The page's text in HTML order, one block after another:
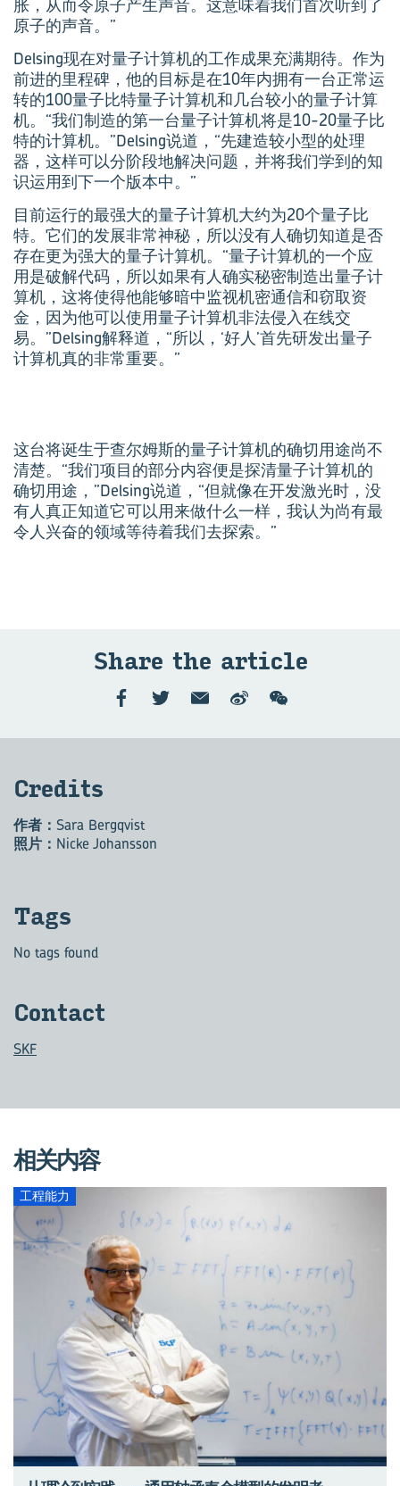
胀，从而令原子产生声音。这意味着我们首次听到了
原子的声音。”
Delsing现在对量子计算机的工作成果充满期待。作为
前进的里程碑，他的目标是在10年内拥有一台正常运
转的100量子比特量子计算机和几台较小的量子计算
机。“我们制造的第一台量子计算机将是10-20量子比
特的计算机。”Delsing说道，“先建造较小型的处理
器，这样可以分阶段地解决问题，并将我们学到的知
识运用到下一个版本中。”
目前运行的最强大的量子计算机大约为20个量子比
特。它们的发展非常神秘，所以没有人确切知道是否
存在更为强大的量子计算机。“量子计算机的一个应
用是破解代码，所以如果有人确实秘密制造出量子计
算机，这将使得他能够暗中监视机密通信和窃取资
金，因为他可以使用量子计算机非法侵入在线交
易。”Delsing解释道，“所以，‘好人’首先研发出量子
计算机真的非常重要。”
这台将诞生于查尔姆斯的量子计算机的确切用途尚不
清楚。“我们项目的部分内容便是探清量子计算机的
确切用途，”Delsing说道，“但就像在开发激光时，没
有人真正知道它可以用来做什么一样，我认为尚有最
令人兴奋的领域等待着我们去探索。”
Share the art­icle
Cred­its
作者： Sara Bergqvist
照片： Nicke Johansson
Tags
No tags found
Con­tact
SKF
相关内容
工程能力